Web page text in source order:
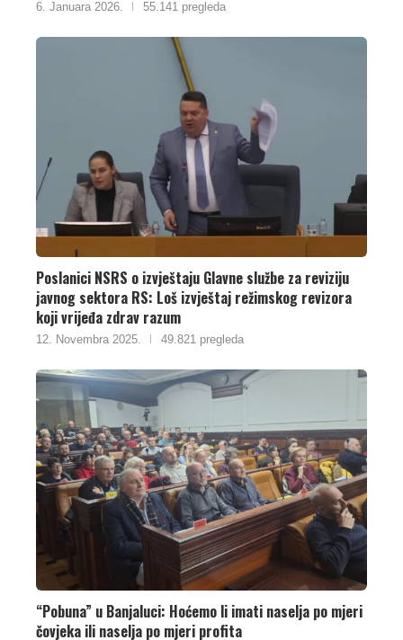
6. Januara 2026. 55.141 pregleda
Poslanici NSRS o izvještaju Glavne službe za reviziju
javnog sektora RS: Loš izvještaj režimskog revizora
koji vrijeđa zdrav razum
12. Novembra 2025. 49.821 pregleda
“Pobuna” u Banjaluci: Hoćemo li imati naselja po mjeri
čovjeka ili naselja po mjeri profita